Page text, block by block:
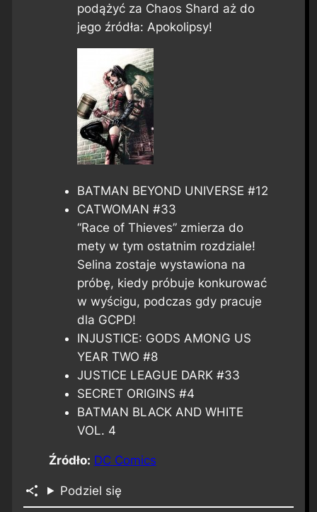
podążyć za Chaos Shard aż do
jego źródła: Apokolipsy!
BATMAN BEYOND UNIVERSE #12
CATWOMAN #33
“Race of Thieves” zmierza do
mety w tym ostatnim rozdziale!
Selina zostaje wystawiona na
próbę, kiedy próbuje konkurować
w wyścigu, podczas gdy pracuje
dla GCPD!
INJUSTICE: GODS AMONG US
YEAR TWO #8
JUSTICE LEAGUE DARK #33
SECRET ORIGINS #4
BATMAN BLACK AND WHITE
VOL. 4
Źródło: DC Comics
Podziel się